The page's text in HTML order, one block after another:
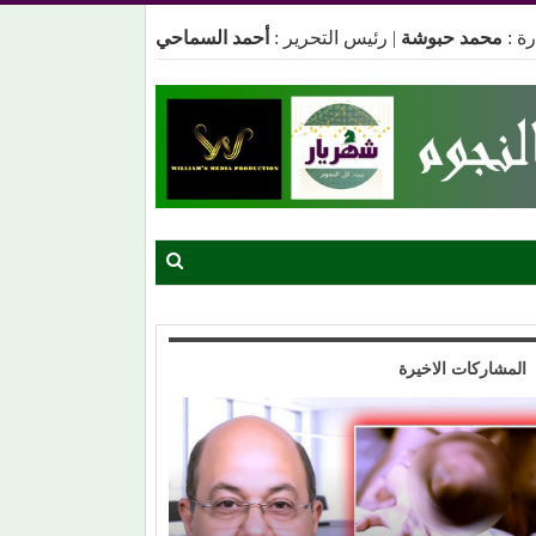
: محمد حبوشة | رئيس التحرير : أحمد السماحي
المشاركات الاخيرة